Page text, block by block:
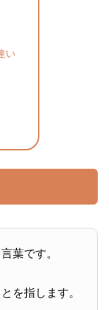
い
葉です。
を指します。